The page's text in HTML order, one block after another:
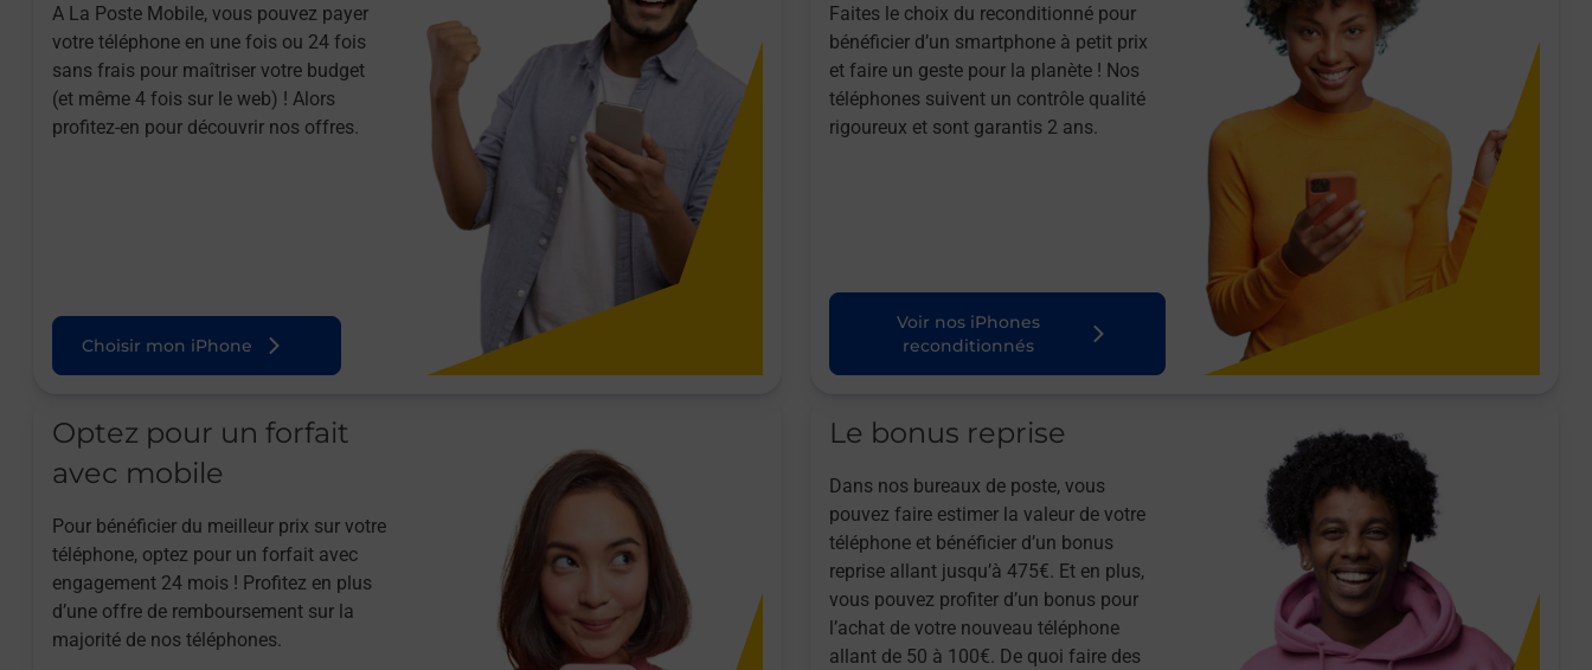
A La Poste Mobile, vous pouvez payer
votre téléphone en une fois ou 24 fois
sans frais pour maîtriser votre budget
(et même 4 fois sur le web) ! Alors
profitez-en pour découvrir nos offres.
Choisir mon iPhone
Faites le choix du reconditionné pour
bénéficier d’un smartphone à petit prix
et faire un geste pour la planète ! Nos
téléphones suivent un contrôle qualité
rigoureux et sont garantis 2 ans.
Voir nos iPhones
reconditionnés
Optez pour un forfait
avec mobile
Pour bénéficier du meilleur prix sur votre
téléphone, optez pour un forfait avec
engagement 24 mois ! Profitez en plus
d’une offre de remboursement sur la
majorité de nos téléphones.
Le bonus reprise
Dans nos bureaux de poste, vous
pouvez faire estimer la valeur de votre
téléphone et bénéficier d’un bonus
reprise allant jusqu’à 475€. Et en plus,
vous pouvez profiter d’un bonus pour
l’achat de votre nouveau téléphone
allant de 50 à 100€. De quoi faire des